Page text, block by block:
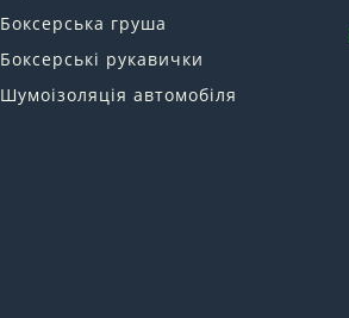
Боксерська груша
Боксерські рукавички
Шумоізоляція автомобіля